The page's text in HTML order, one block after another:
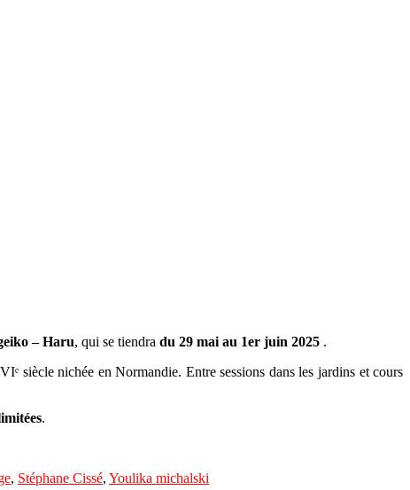
– Haru, qui se tiendra du 29 mai au 1er juin 2025 .
siècle nichée en Normandie. Entre sessions dans les jardins et cours
.
, Stéphane Cissé, Youlika michalski